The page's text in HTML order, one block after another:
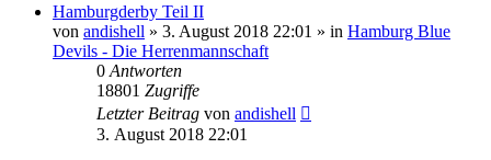
Hamburgderby Teil II
von andishell » 3. August 2018 22:01 » in Hamburg Blue
Devils - Die Herrenmannschaft
0 Antworten
18801 Zugriffe
Letzter Beitrag von andishell
3. August 2018 22:01